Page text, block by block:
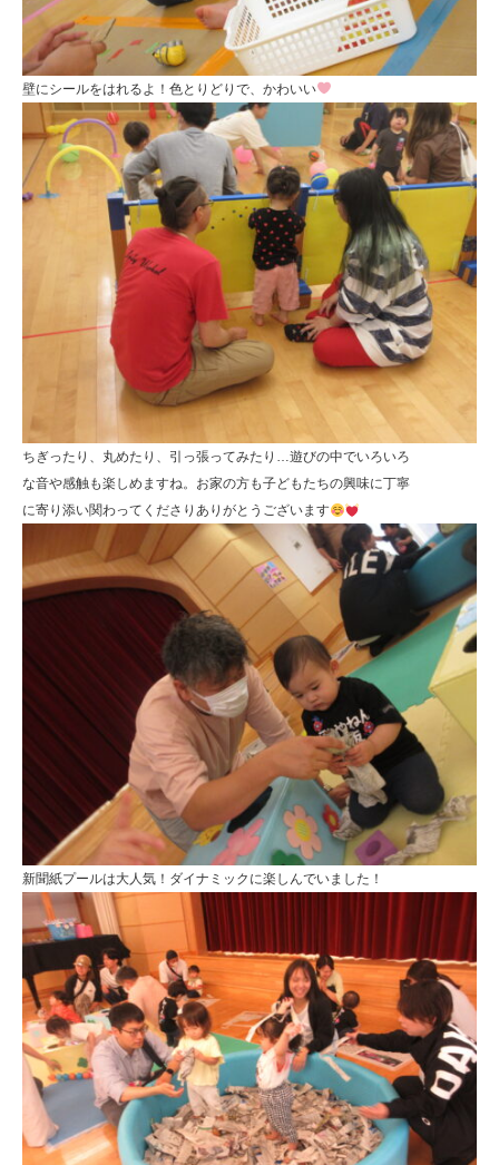
壁にシールをはれるよ！色とりどりで、かわいい
ちぎったり、丸めたり、引っ張ってみたり…遊びの中でいろいろ
な音や感触も楽しめますね。お家の方も子どもたちの興味に丁寧
に寄り添い関わってくださりありがとうございます
新聞紙プールは大人気！ダイナミックに楽しんでいました！